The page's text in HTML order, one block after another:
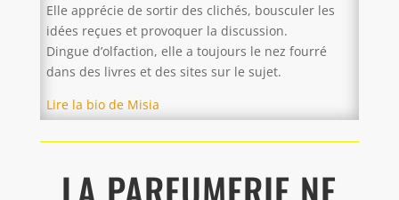
Elle apprécie de sortir des clichés, bousculer les
idées reçues et provoquer la discussion.
Dingue d’olfaction, elle a toujours le nez fourré
dans des livres et des sites sur le sujet.
Lire la bio de Misia